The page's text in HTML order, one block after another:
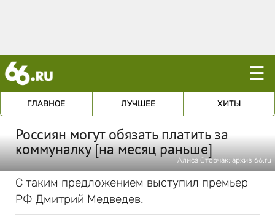
☰
ГЛАВНОЕ ЛУЧШЕЕ ХИТЫ
Россиян могут обязать платить за
коммуналку [на месяц раньше]
Алиса Сторчак; архив 66.ru
С таким предложением выступил премьер
РФ Дмитрий Медведев.